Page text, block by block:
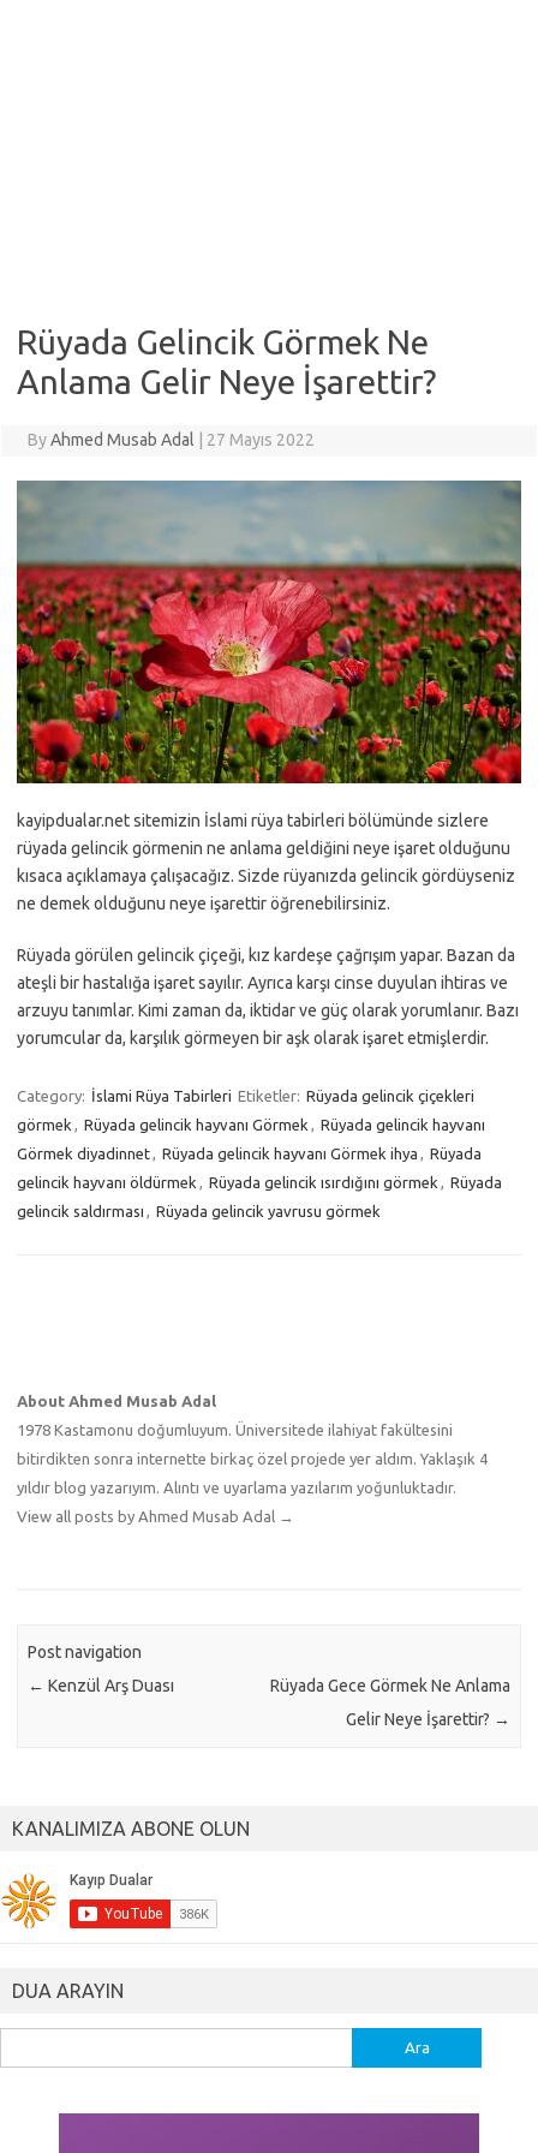
Rüyada Gelincik Görmek Ne
Anlama Gelir Neye İşarettir?
ByAhmed Musab Adal 27 Mayıs 2022
kayipdualar.net sitemizin İslami rüya tabirleri bölümünde sizlere
rüyada gelincik görmenin ne anlama geldiğini neye işaret olduğunu
kısaca açıklamaya çalışacağız. Sizde rüyanızda gelincik gördüyseniz
ne demek olduğunu neye işarettir öğrenebilirsiniz.
Rüyada görülen gelincik çiçeği, kız kardeşe çağrışım yapar. Bazan da
ateşli bir hastalığa işaret sayılır. Ayrıca karşı cinse duyulan ihtiras ve
arzuyu tanımlar. Kimi zaman da, iktidar ve güç olarak yorumlanır. Bazı
yorumcular da, karşılık görmeyen bir aşk olarak işaret etmişlerdir.
Category: İslami Rüya Tabirleri Etiketler: Rüyada gelincik çiçekleri
görmek , Rüyada gelincik hayvanı Görmek , Rüyada gelincik hayvanı
Görmek diyadinnet, Rüyada gelincik hayvanı Görmek ihya , Rüyada
gelincik hayvanı öldürmek , Rüyada gelincik ısırdığını görmek , Rüyada
gelincik saldırması , Rüyada gelincik yavrusu görmek
About Ahmed Musab Adal
1978 Kastamonu doğumluyum. Üniversitede ilahiyat fakültesini
bitirdikten sonra internette birkaç özel projede yer aldım. Yaklaşık 4
yıldır blog yazarıyım. Alıntı ve uyarlama yazılarım yoğunluktadır.
View all posts by Ahmed Musab Adal →
Post navigation
← Kenzül Arş Duası
Rüyada Gece Görmek Ne Anlama
Gelir Neye İşarettir? →
KANALIMIZA ABONE OLUN
DUA ARAYIN